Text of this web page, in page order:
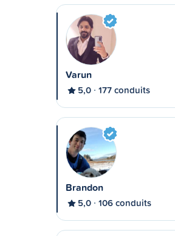
Varun
5,0 177 conduits
Brandon
5,0 106 conduits